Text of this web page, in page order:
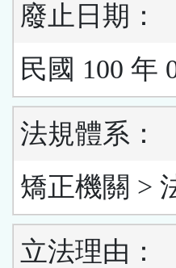
廢止日期：
民國 100 年
法規體系：
矯正機關 >
立法理由：